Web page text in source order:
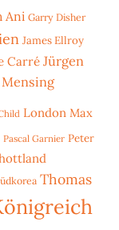
Ani Garry Disher
James Ellroy
Carré Jürgen
Mensing
London Max
Pascal Garnier Peter
Thomas